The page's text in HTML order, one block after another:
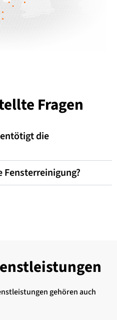
Fragen
die
Fensterreinigung?
gehören auch